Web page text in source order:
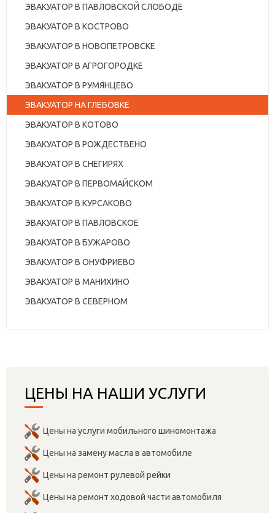
ЭВАКУАТОР В ПАВЛОВСКОЙ СЛОБОДЕ
ЭВАКУАТОР В КОСТРОВО
ЭВАКУАТОР В НОВОПЕТРОВСКЕ
ЭВАКУАТОР В АГРОГОРОДКЕ
ЭВАКУАТОР В РУМЯНЦЕВО
ЭВАКУАТОР НА ГЛЕБОВКЕ
ЭВАКУАТОР В КОТОВО
ЭВАКУАТОР В РОЖДЕСТВЕНО
ЭВАКУАТОР В СНЕГИРЯХ
ЭВАКУАТОР В ПЕРВОМАЙСКОМ
ЭВАКУАТОР В КУРСАКОВО
ЭВАКУАТОР В ПАВЛОВСКОЕ
ЭВАКУАТОР В БУЖАРОВО
ЭВАКУАТОР В ОНУФРИЕВО
ЭВАКУАТОР В МАНИХИНО
ЭВАКУАТОР В СЕВЕРНОМ
ЦЕНЫ НА НАШИ УСЛУГИ
Цены на услуги мобильного шиномонтажа
Цены на замену масла в автомобиле
Цены на ремонт рулевой рейки
Цены на ремонт ходовой части автомобиля